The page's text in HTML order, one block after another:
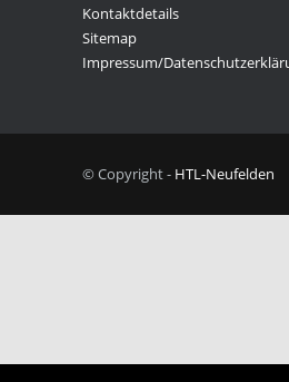
Kontaktdetails
Sitemap
Impressum/
© Copyright - HTL-Neufelden